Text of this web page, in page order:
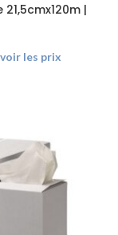
|
les prix